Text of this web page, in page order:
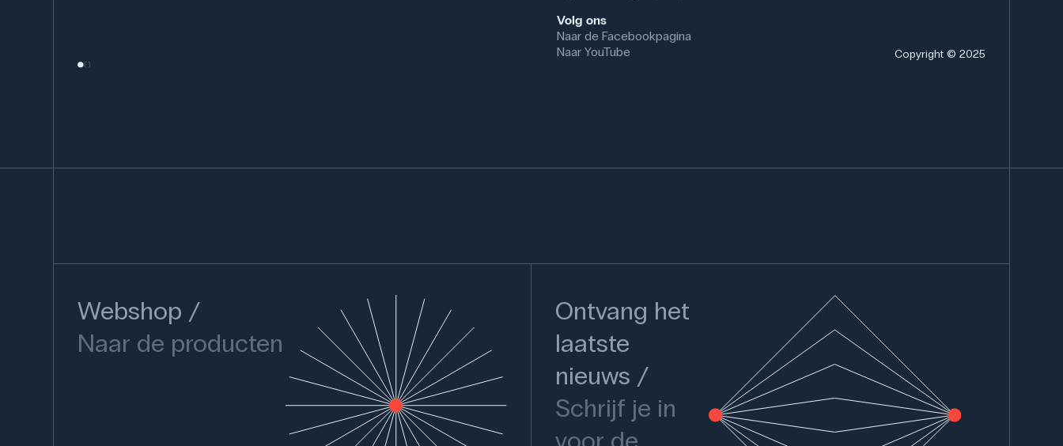
Volg ons
Naar de Facebookpagina
Naar YouTube
Copyright © 2025
Webshop
Naar de producten
Ontvang het
laatste
nieuws
Schrijf je in